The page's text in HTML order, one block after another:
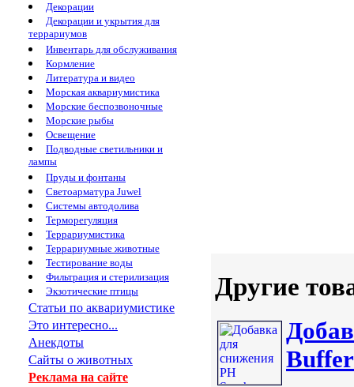
Декорации
Декорации и укрытия для
террариумов
Инвентарь для обслуживания
Кормление
Литература и видео
Морская аквариумистика
Морские беспозвоночные
Морские рыбы
Освещение
Подводные светильники и
лампы
Пруды и фонтаны
Светоарматура Juwel
Системы автодолива
Терморегуляция
Террариумистика
Террариумные животные
Тестирование воды
Фильтрация и стерилизация
Экзотические птицы
Статьи по аквариумистике
Это интересно...
Анекдоты
Сайты о животных
Реклама на сайте
Другие